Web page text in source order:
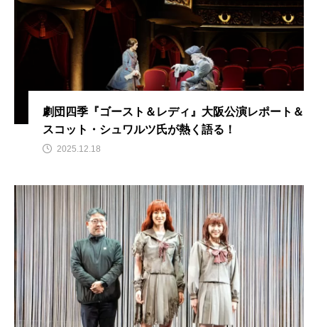
劇団四季『ゴースト＆レディ』大阪公演レポート＆
スコット・シュワルツ氏が熱く語る！
2025.12.18